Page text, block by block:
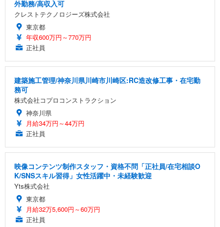
外勤務/高収入可
クレストテクノロジーズ株式会社
東京都
年収600万円～770万円
正社員
建築施工管理/神奈川県川崎市川崎区:RC造改修工事・在宅勤
務可
株式会社コプロコンストラクション
神奈川県
月給34万円～44万円
正社員
映像コンテンツ制作スタッフ・資格不問「正社員/在宅相談O
K/SNSスキル習得」女性活躍中・未経験歓迎
Yts株式会社
東京都
月給32万5,600円～60万円
正社員